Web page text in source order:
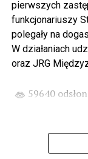
Wyjątkowym
Kawuś Music
polskich
przed
Projektów
turystyka.
pierwszych
funkcjonariuszy
polegały na
W działaniach
oraz JRG
59640 odsłon